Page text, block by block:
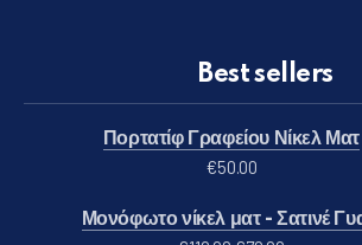
Best sellers
Πορτατίφ Γραφείου Νίκελ Ματ
€50.00
Μονόφωτο νίκελ ματ - Σατινέ